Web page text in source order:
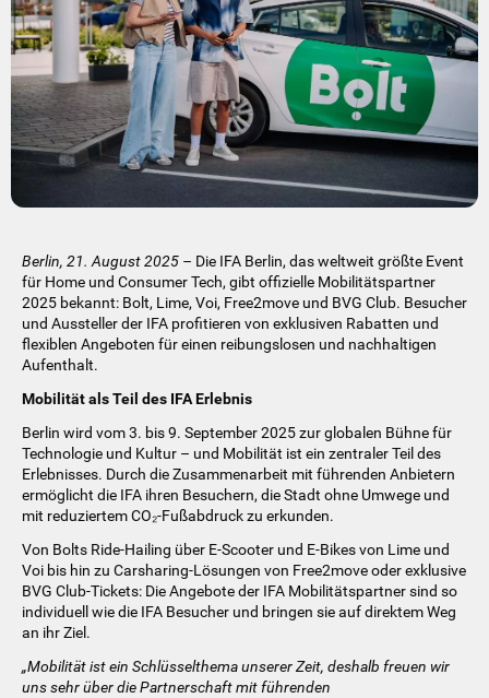
Berlin, 21. August 2025 – Die IFA Berlin, das weltweit größte Event
für Home und Consumer Tech, gibt offizielle Mobilitätspartner
2025 bekannt: Bolt, Lime, Voi, Free2move und BVG Club. Besucher
und Aussteller der IFA profitieren von exklusiven Rabatten und
flexiblen Angeboten für einen reibungslosen und nachhaltigen
Aufenthalt.
Mobilität als Teil des IFA Erlebnis
Berlin wird vom 3. bis 9. September 2025 zur globalen Bühne für
Technologie und Kultur – und Mobilität ist ein zentraler Teil des
Erlebnisses. Durch die Zusammenarbeit mit führenden Anbietern
ermöglicht die IFA ihren Besuchern, die Stadt ohne Umwege und
mit reduziertem CO₂-Fußabdruck zu erkunden.
Von Bolts Ride-Hailing über E-Scooter und E-Bikes von Lime und
Voi bis hin zu Carsharing-Lösungen von Free2move oder exklusive
BVG Club-Tickets: Die Angebote der IFA Mobilitätspartner sind so
individuell wie die IFA Besucher und bringen sie auf direktem Weg
an ihr Ziel.
„Mobilität ist ein Schlüsselthema unserer Zeit, deshalb freuen wir
uns sehr über die Partnerschaft mit führenden